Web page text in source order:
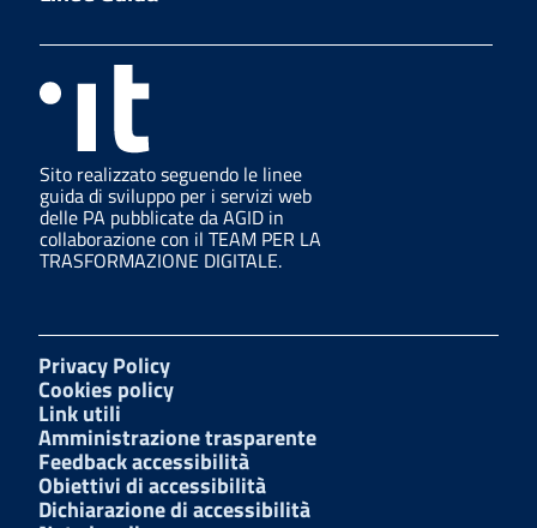
Sito realizzato seguendo le linee
guida di sviluppo per i servizi web
delle PA pubblicate da AGID in
collaborazione con il TEAM PER LA
TRASFORMAZIONE DIGITALE.
Privacy Policy
Cookies policy
Link utili
Amministrazione trasparente
Feedback accessibilità
Obiettivi di accessibilità
Dichiarazione di accessibilità